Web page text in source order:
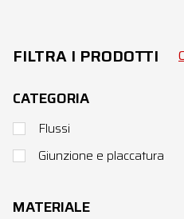
FILTRA I PRODOTTI
CATEGORIA
Flussi
Giunzione e placcatura
MATERIALE